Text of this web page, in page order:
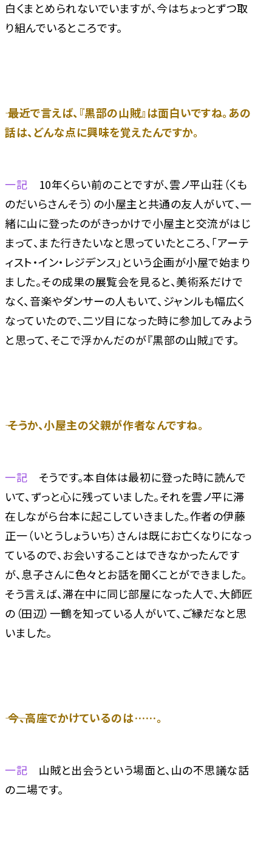
白くまとめられないでいますが、今はちょっとずつ取
り組んでいるところです。
―― 最近で言えば、『黒部の山賊』は面白いですね。あの
話は、どんな点に興味を覚えたんですか。
一記 10年くらい前のことですが、雲ノ平山荘（くも
のだいらさんそう）の小屋主と共通の友人がいて、一
緒に山に登ったのがきっかけで小屋主と交流がはじ
まって、また行きたいなと思っていたところ、「アーテ
ィスト・イン・レジデンス」という企画が小屋で始まり
ました。その成果の展覧会を見ると、美術系だけで
なく、音楽やダンサーの人もいて、ジャンルも幅広く
なっていたので、二ツ目になった時に参加してみよう
と思って、そこで浮かんだのが『黒部の山賊』です。
―― そうか、小屋主の父親が作者なんですね。
一記 そうです。本自体は最初に登った時に読んで
いて、ずっと心に残っていました。それを雲ノ平に滞
在しながら台本に起こしていきました。作者の伊藤
正一（いとうしょういち）さんは既にお亡くなりになっ
ているので、お会いすることはできなかったんです
が、息子さんに色々とお話を聞くことができました。
そう言えば、滞在中に同じ部屋になった人で、大師匠
の（田辺）一鶴を知っている人がいて、ご縁だなと思
いました。
―― 今、高座でかけているのは……。
一記 山賊と出会うという場面と、山の不思議な話
の二場です。